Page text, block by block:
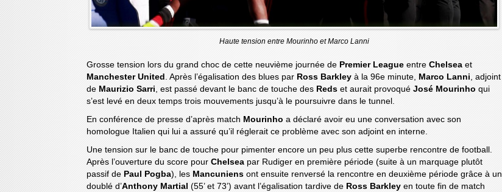
Haute tension entre Mourinho et Marco Lanni
Grosse tension lors du grand choc de cette neuvième journée de Premier League entre Chelsea et
Manchester United . Après l’égalisation des blues par Ross Barkley à la 96e minute, Marco Lanni, adjoint
de Maurizio Sarri, est passé devant le banc de touche des Reds et aurait provoqué José Mourinho qui
s’est levé en deux temps trois mouvements jusqu’à le poursuivre dans le tunnel.
En conférence de presse d’après match Mourinho a déclaré avoir eu une conversation avec son
homologue Italien qui lui a assuré qu’il réglerait ce problème avec son adjoint en interne.
Une tension sur le banc de touche pour pimenter encore un peu plus cette superbe rencontre de football.
Après l’ouverture du score pour Chelsea par Rudiger en première période (suite à un marquage plutôt
passif de Paul Pogba), les Mancuniens ont ensuite renversé la rencontre en deuxième période grâce à un
doublé d’Anthony Martial (55’ et 73’) avant l’égalisation tardive de Ross Barkley en toute fin de match